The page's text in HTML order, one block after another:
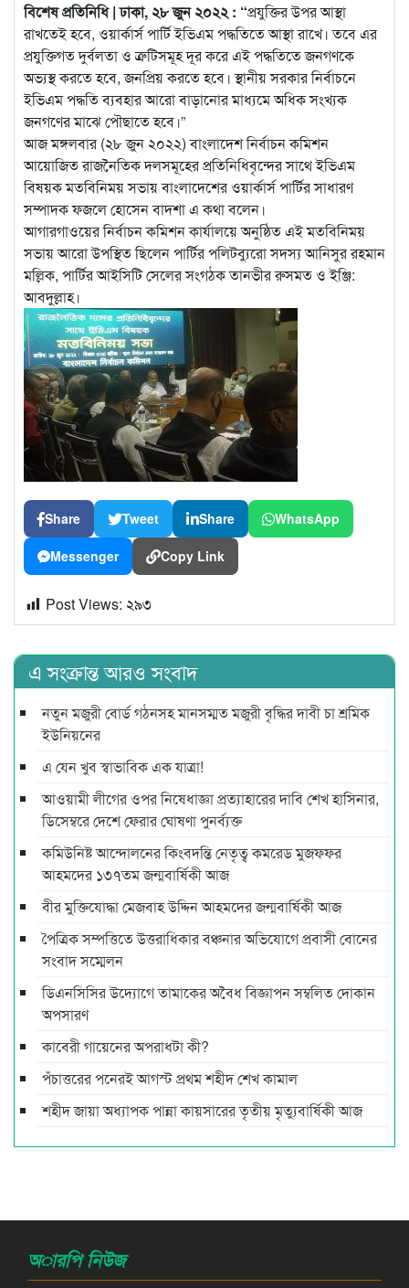
বিশেষ প্রতিনিধি | ঢাকা, ২৮ জুন ২০২২ : “প্রযুক্তির উপর আস্থা
রাখতেই হবে, ওয়ার্কার্স পার্টি ইভিএম পদ্ধতিতে আস্থা রাখে। তবে এর
প্রযুক্তিগত দুর্বলতা ও ত্রুটিসমূহ দূর করে এই পদ্ধতিতে জনগণকে
অভ্যস্থ করতে হবে, জনপ্রিয় করতে হবে।স্থানীয় সরকার নির্বাচনে
ইভিএম পদ্ধতি ব্যবহার আরো বাড়ানোর মাধ্যমে অধিক সংখ্যক
জনগণের মাঝে পৌছাতে হবে।”
আজ মঙ্গলবার (২৮ জুন ২০২২) বাংলাদেশ নির্বাচন কমিশন
আয়োজিত রাজনৈতিক দলসমূহের প্রতিনিধিবৃন্দের সাথে ইভিএম
বিষয়ক মতবিনিময় সভায় বাংলাদেশের ওয়ার্কার্স পার্টির সাধারণ
সম্পাদক ফজলে হোসেন বাদশা এ কথা বলেন।
আগারগাওয়ের নির্বাচন কমিশন কার্যালয়ে অনুষ্ঠিত এই মতবিনিময়
সভায় আরো উপস্থিত ছিলেন পার্টির পলিটব্যুরো সদস্য আনিসুর রহমান
মল্লিক, পার্টির আইসিটি সেলের সংগঠক তানভীর রুসমত ও ইঞ্জি:
আবদুল্লাহ।
Share Tweet Share WhatsApp
Messenger Copy Link
Post Views: ২৯৩
এ সংক্রান্ত আরও সংবাদ
নতুন মজুরী বোর্ড গঠনসহ মানসম্মত মজুরী বৃদ্ধির দাবী চা শ্রমিক
ইউনিয়নের
এ যেন খুব স্বাভাবিক এক যাত্রা!
আওয়ামী লীগের ওপর নিষেধাজ্ঞা প্রত্যাহারের দাবি শেখ হাসিনার,
ডিসেম্বরে দেশে ফেরার ঘোষণা পুনর্ব্যক্ত
কমিউনিষ্ট আন্দোলনের কিংবদন্তি নেতৃত্ব কমরেড মুজফ্ফর
আহমদের ১৩৭তম জন্মবার্ষিকী আজ
বীর মুক্তিযোদ্ধা মেজবাহ উদ্দিন আহমদের জন্মবার্ষিকী আজ
পৈত্রিক সম্পত্তিতে উত্তরাধিকার বঞ্চনার অভিযোগে প্রবাসী বোনের
সংবাদ সম্মেলন
ডিএনসিসির উদ্যোগে তামাকের অবৈধ বিজ্ঞাপন সম্বলিত দোকান
অপসারণ
কাবেরী গায়েনের অপরাধটা কী?
পঁচাত্তরের পনেরই আগস্ট প্রথম শহীদ শেখ কামাল
শহীদ জায়া অধ্যাপক পান্না কায়সারের তৃতীয় মৃত্যুবার্ষিকী আজ
অারপি নিউজ